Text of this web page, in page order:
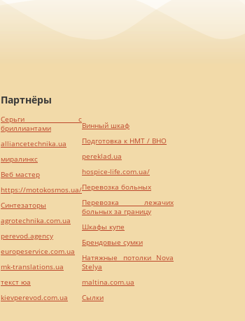
Партнёры
Серьги с
бриллиантами
alliancetechnika.ua
миралинкс
Веб мастер
https://motokosmos.ua/
Синтезаторы
agrotechnika.com.ua
perevod.agency
europeservice.com.ua
mk-translations.ua
текст юа
kievperevod.com.ua
Винный шкаф
Подготовка к НМТ / ВНО
pereklad.ua
hospice-life.com.ua/
Перевозка больных
Перевозка лежачих
больных за границу
Шкафы купе
Брендовые сумки
Натяжные потолки Nova
Stelya
maltina.com.ua
Cылки